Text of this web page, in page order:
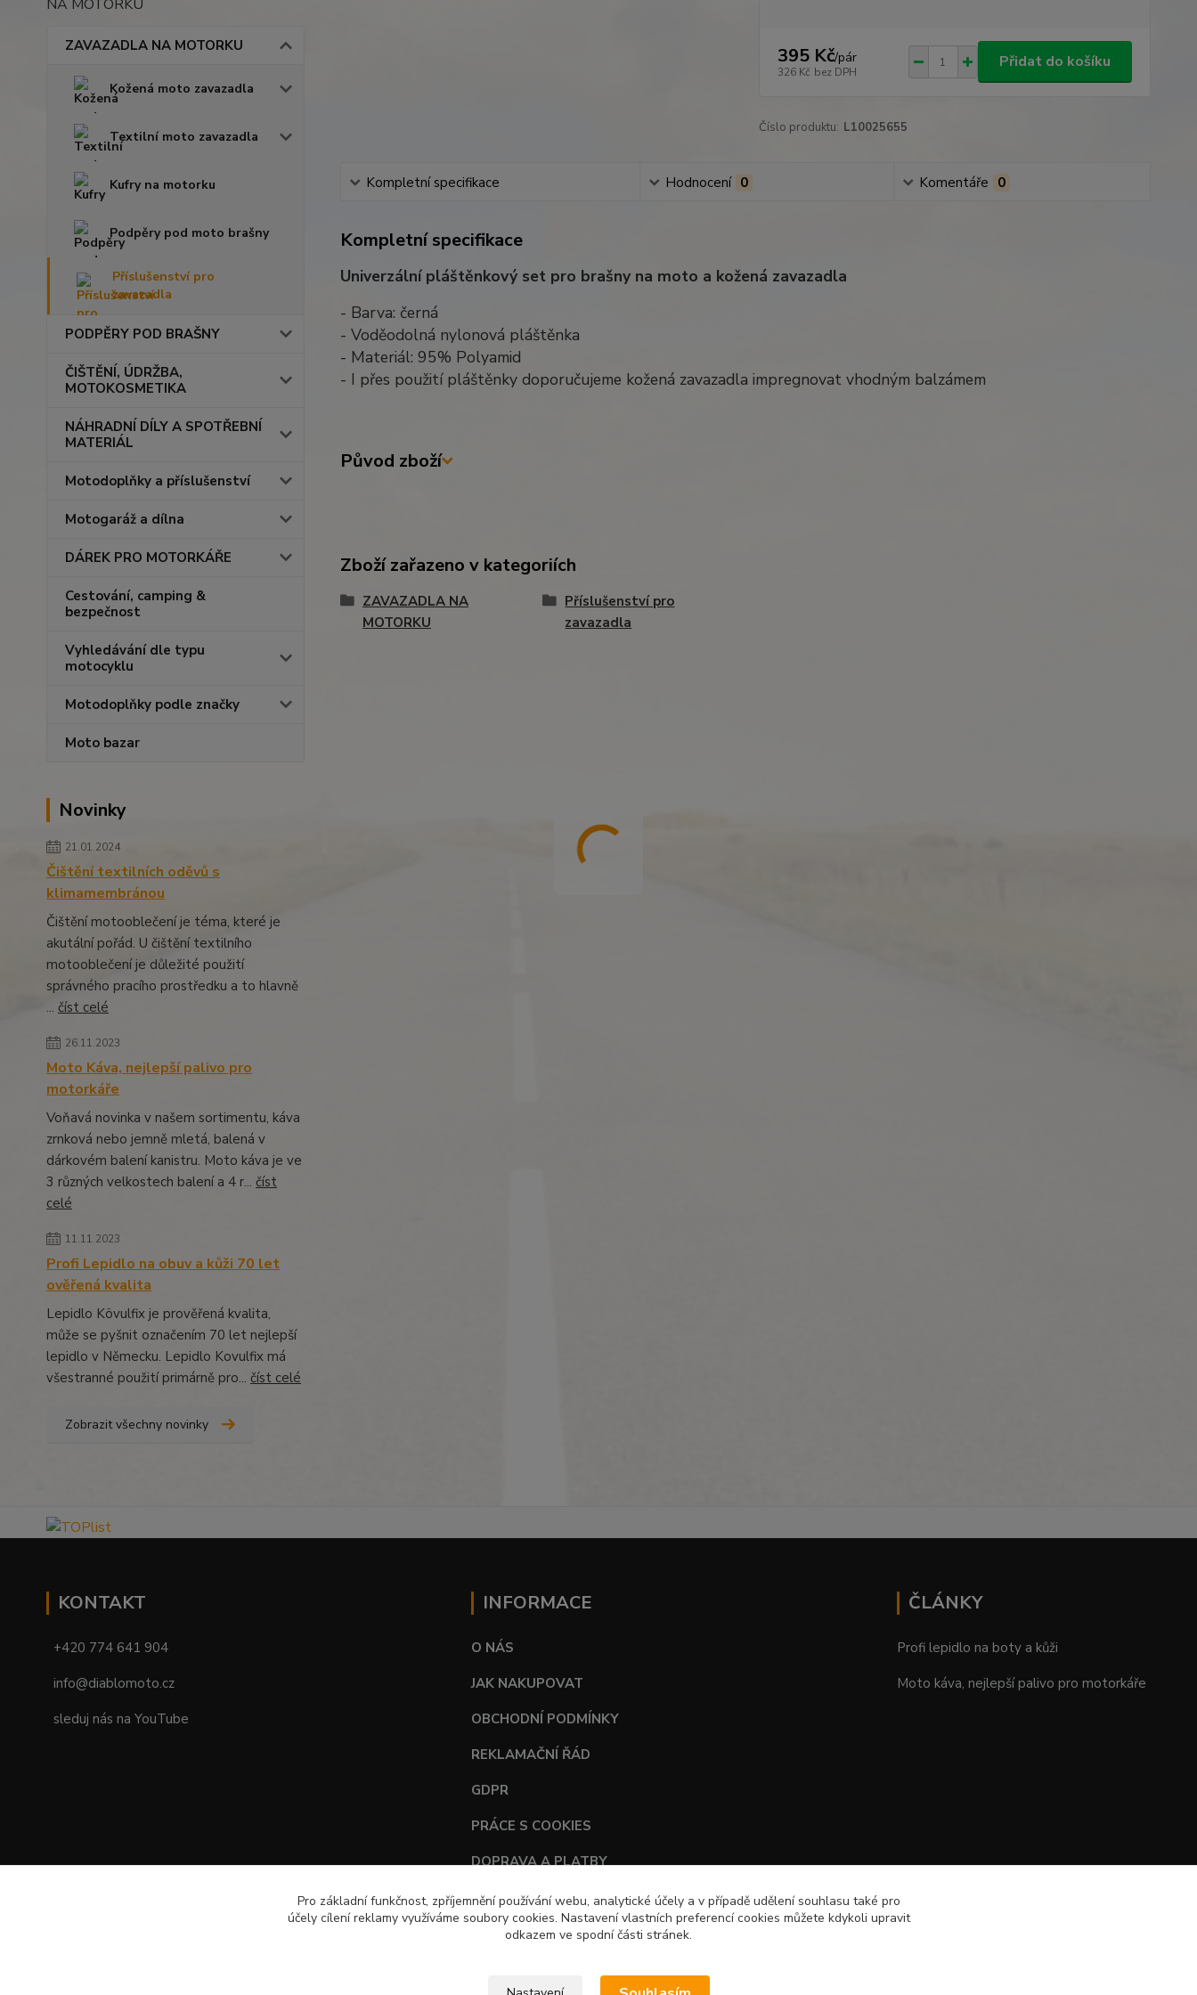
NA MOTORKU
ZAVAZADLA NA MOTORKU
Kožená moto zavazadla
Textilní moto zavazadla
Kufry na motorku
Podpěry pod moto brašny
Příslušenství pro
zavazadla
PODPĚRY POD BRAŠNY
ČIŠTĚNÍ, ÚDRŽBA,
MOTOKOSMETIKA
NÁHRADNÍ DÍLY A SPOTŘEBNÍ
MATERIÁL
Motodoplňky a příslušenství
Motogaráž a dílna
DÁREK PRO MOTORKÁŘE
Cestování, camping &
bezpečnost
Vyhledávání dle typu
motocyklu
Motodoplňky podle značky
Moto bazar
Novinky
21.01.2024
Čištění textilních oděvů s
klimamembránou
Čištění motooblečení je téma, které je
akutální pořád. U čištění textilního
motooblečení je důležité použití
správného pracího prostředku a to hlavně
... číst celé
26.11.2023
Moto Káva, nejlepší palivo pro
motorkáře
Voňavá novinka v našem sortimentu, káva
zrnková nebo jemně mletá, balená v
dárkovém balení kanistru. Moto káva je ve
3 různých velkostech balení a 4 r... číst
celé
11.11.2023
Profi Lepidlo na obuv a kůži 70 let
ověřená kvalita
Lepidlo Kövulfix je prověřená kvalita,
může se pyšnit označením 70 let nejlepší
lepidlo v Německu. Lepidlo Kovulfix má
všestranné použití primárně pro... číst celé
Zobrazit všechny novinky
395 Kč/pár
326 Kč bez DPH
Přidat do košíku
Číslo produktu: L10025655
Kompletní specifikace Hodnocení 0 Komentáře 0
Kompletní specifikace
Univerzální pláštěnkový set pro brašny na moto a kožená zavazadla
- Barva: černá
- Voděodolná nylonová pláštěnka
- Materiál: 95% Polyamid
- I přes použití pláštěnky doporučujeme kožená zavazadla impregnovat vhodným balzámem
Původ zboží
Zboží zařazeno v kategoriích
ZAVAZADLA NA
MOTORKU
Příslušenství pro
zavazadla
KONTAKT
+420 774 641 904
info@diablomoto.cz
sleduj nás na YouTube
INFORMACE
O NÁS
JAK NAKUPOVAT
OBCHODNÍ PODMÍNKY
REKLAMAČNÍ ŘÁD
GDPR
PRÁCE S COOKIES
DOPRAVA A PLATBY
TABULKY VELIKOSTÍ
ČLÁNKY
Profi lepidlo na boty a kůži
Moto káva, nejlepší palivo pro motorkáře
Pro základní funkčnost, zpříjemnění používání webu, analytické účely a v případě udělení souhlasu také pro
účely cílení reklamy využíváme soubory cookies. Nastavení vlastních preferencí cookies můžete kdykoli upravit
odkazem ve spodní části stránek.